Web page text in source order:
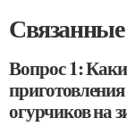
Вопрос 1:
огурчиков на